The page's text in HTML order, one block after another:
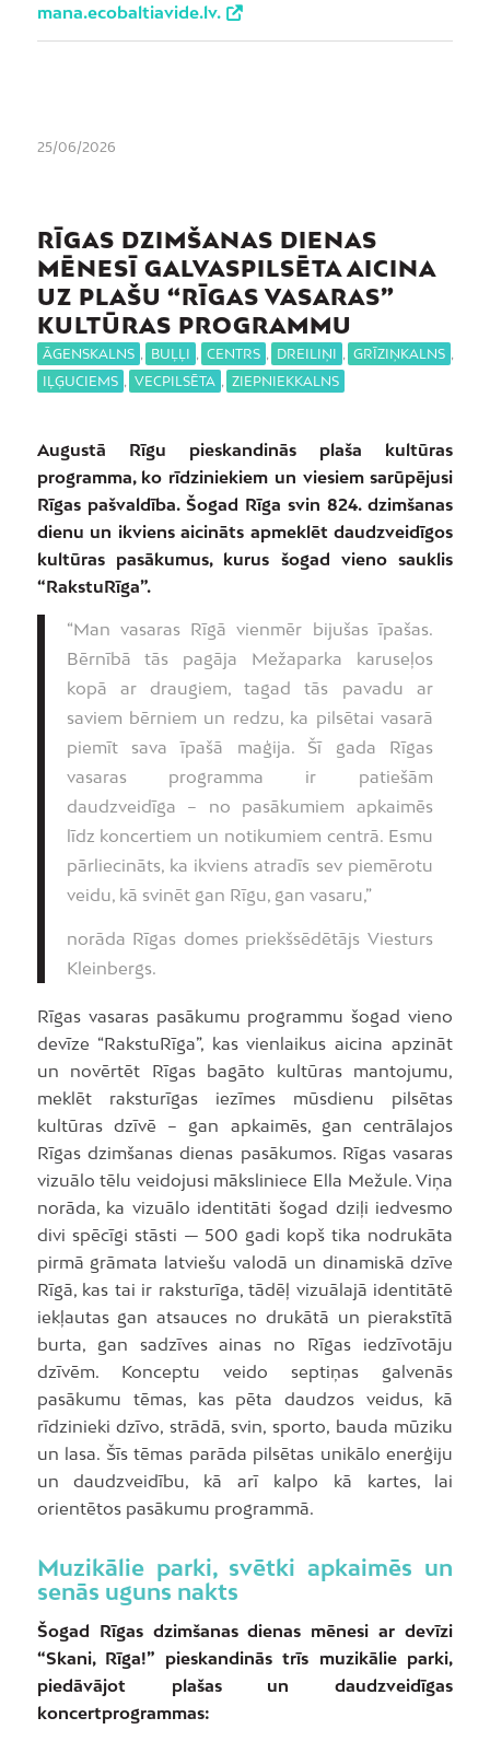
mana.ecobaltiavide.lv.
25/06/2026
RĪGAS DZIMŠANAS DIENAS
MĒNESĪ GALVASPILSĒTA AICINA
UZ PLAŠU “RĪGAS VASARAS”
KULTŪRAS PROGRAMMU
ĀGENSKALNS , BUĻĻI , CENTRS , DREILIŅI , GRĪZIŅKALNS ,
IĻĢUCIEMS , VECPILSĒTA , ZIEPNIEKKALNS
Augustā Rīgu pieskandinās plaša kultūras
programma, ko rīdziniekiem un viesiem sarūpējusi
Rīgas pašvaldība. Šogad Rīga svin 824. dzimšanas
dienu un ikviens aicināts apmeklēt daudzveidīgos
kultūras pasākumus, kurus šogad vieno sauklis
“RakstuRīga”.
“Man vasaras Rīgā vienmēr bijušas īpašas.
Bērnībā tās pagāja Mežaparka karuseļos
kopā ar draugiem, tagad tās pavadu ar
saviem bērniem un redzu, ka pilsētai vasarā
piemīt sava īpašā maģija. Šī gada Rīgas
vasaras programma ir patiešām
daudzveidīga – no pasākumiem apkaimēs
līdz koncertiem un notikumiem centrā. Esmu
pārliecināts, ka ikviens atradīs sev piemērotu
veidu, kā svinēt gan Rīgu, gan vasaru,”
norāda Rīgas domes priekšsēdētājs Viesturs
Kleinbergs.
Rīgas vasaras pasākumu programmu šogad vieno
devīze “RakstuRīga”, kas vienlaikus aicina apzināt
un novērtēt Rīgas bagāto kultūras mantojumu,
meklēt raksturīgas iezīmes mūsdienu pilsētas
kultūras dzīvē – gan apkaimēs, gan centrālajos
Rīgas dzimšanas dienas pasākumos. Rīgas vasaras
vizuālo tēlu veidojusi māksliniece Ella Mežule. Viņa
norāda, ka vizuālo identitāti šogad dziļi iedvesmo
divi spēcīgi stāsti — 500 gadi kopš tika nodrukāta
pirmā grāmata latviešu valodā un dinamiskā dzīve
Rīgā, kas tai ir raksturīga, tādēļ vizuālajā identitātē
iekļautas gan atsauces no drukātā un pierakstītā
burta, gan sadzīves ainas no Rīgas iedzīvotāju
dzīvēm. Konceptu veido septiņas galvenās
pasākumu tēmas, kas pēta daudzos veidus, kā
rīdzinieki dzīvo, strādā, svin, sporto, bauda mūziku
un lasa. Šīs tēmas parāda pilsētas unikālo enerģiju
un daudzveidību, kā arī kalpo kā kartes, lai
orientētos pasākumu programmā.
Muzikālie parki, svētki apkaimēs un
senās uguns nakts
Šogad Rīgas dzimšanas dienas mēnesi ar devīzi
“Skani, Rīga!” pieskandinās trīs muzikālie parki,
piedāvājot plašas un daudzveidīgas
koncertprogrammas: